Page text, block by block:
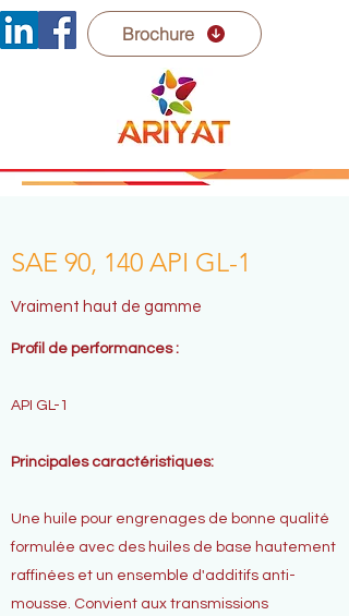
Brochure
SAE 90, 140 API GL-1
Vraiment haut de gamme
Profil de performances :
API GL-1
Principales caractéristiques:
Une huile pour engrenages de bonne qualité
formulée avec des huiles de base hautement
raffinées et un ensemble d'additifs anti-
mousse. Convient aux transmissions